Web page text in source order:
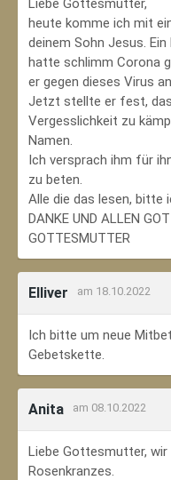
Liebe Gottesmutter,
heute komme ich mit
deinem Sohn Jesus.
hatte schlimm Corona
er gegen dieses Virus
Jetzt stellte er fest,
Vergesslichkeit zu
Namen.
Ich versprach ihm für
zu beten.
Alle die das lesen, bitte
DANKE UND ALLEN
GOTTESMUTTER
Elliver am 18.10.2022
Ich bitte um neue
Gebetskette.
Anita am 08.10.2022
Liebe Gottesmutter, wir
Rosenkranzes.